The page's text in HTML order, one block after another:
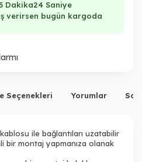
Dakika24 Saniye
verirsen bugün kargoda
Seçenekleri Yorumlar
ile bağlantıları uzatabilir
bir montaj yapmanıza olanak